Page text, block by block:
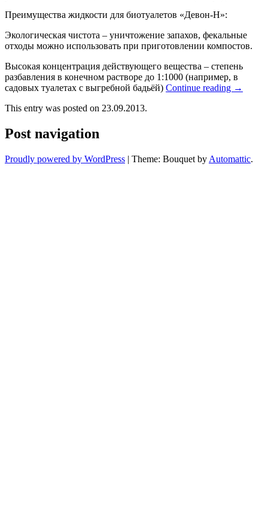
Преимущества жидкости для биотуалетов «Девон-Н»:
Экологическая чистота – уничтожение запахов, фекальные
отходы можно использовать при приготовлении компостов.
Высокая концентрация действующего вещества – степень
разбавления в конечном растворе до 1:1000 (например, в
садовых туалетах с выгребной бадьёй) Continue reading →
This entry was posted on 23.09.2013.
Post navigation
Proudly powered by WordPress | Theme: Bouquet by Automattic.